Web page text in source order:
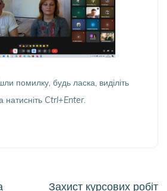
помилку, будь ласка, виділіть
натисніть Ctrl+Enter.
Захист курсових робіт